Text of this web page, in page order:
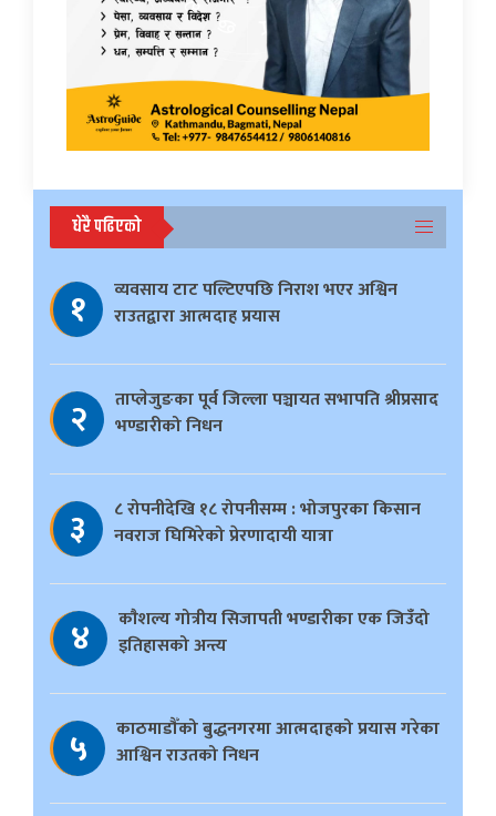
धेरै पढिएको
१
व्यवसाय टाट पल्टिएपछि निराश भएर अश्विन
राउतद्वारा आत्मदाह प्रयास
२
ताप्लेजुङका पूर्व जिल्ला पञ्चायत सभापति श्रीप्रसाद
भण्डारीको निधन
३
८ रोपनीदेखि १८ रोपनीसम्म : भोजपुरका किसान
नवराज घिमिरेको प्रेरणादायी यात्रा
४
काैशल्य गोत्रीय सिजापती भण्डारीका एक जिउँदो
इतिहासको अन्त्य
५
काठमाडौँको बुद्धनगरमा आत्मदाहको प्रयास गरेका
आश्विन राउतको निधन